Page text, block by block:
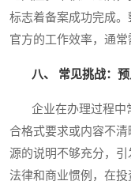
标志着备案成功完成
官方的工作效率，通常
八、 常见挑战：
企业在办理过程中
合格式要求或内容不
源的说明不够充分，
法律和商业惯例，在投